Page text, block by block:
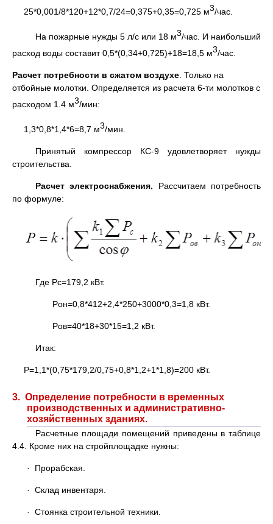
25*0,001/8*120+12*0,7/24=0,375+0,35=0,725 м3/час.
На пожарные нужды 5 л/с или 18 м3/час. И наибольший
расход воды составит 0,5*(0,34+0,725)+18=18,5 м3/час.
Расчет потребности в сжатом воздухе . Только на
отбойные молотки. Определяется из расчета 6-ти молотков с
расходом 1.4 м3/мин:
1,3*0,8*1,4*6=8,7 м3/мин.
Принятый компрессор КС-9 удовлетворяет нужды
строительства.
Расчет электроснабжения. Рассчитаем потребность
по формуле:
Где Pc=179,2 кВт.
Pон=0,8*412+2,4*250+3000*0,3=1,8 кВт.
Pов=40*18+30*15=1,2 кВт.
Итак:
Р=1,1*(0,75*179,2/0,75+0,8*1,2+1*1,8)=200 кВт.
3. Определение потребности в временных
производственных и административно-
хозяйственных зданиях.
Расчетные площади помещений приведены в таблице
4.4. Кроме них на стройплощадке нужны:
· Прорабская.
· Склад инвентаря.
· Стоянка строительной техники.